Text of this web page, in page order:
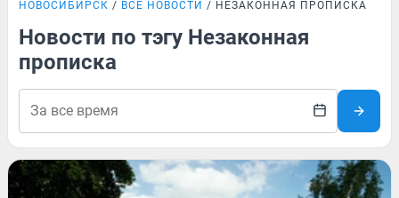
НОВОСИБИРСК ВСЕ НОВОСТИ НЕЗАКОННАЯ ПРОПИСКА
Новости по тэгу Незаконная
прописка